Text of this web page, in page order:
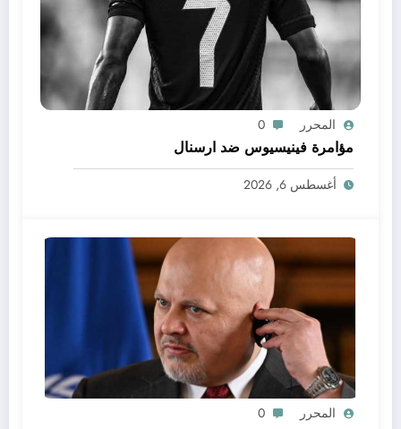
المحرر 0
مؤامرة فينيسيوس ضد ارسنال
أغسطس 6, 2026
المحرر 0